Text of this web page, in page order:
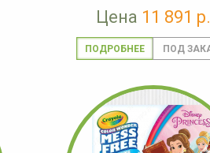
Цена 11 891 р.
ПОДРОБНЕЕ